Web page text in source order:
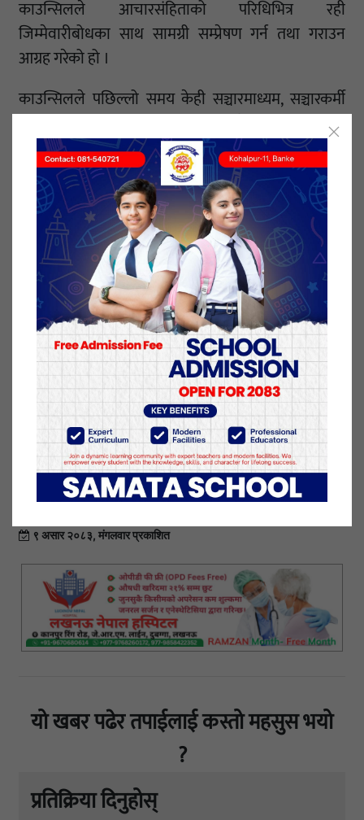
काउन्सिलले आचारसंहिताको परिधिभित्र रही
जिम्मेवारीबोधका साथ सामग्री सम्प्रेषण गर्न तथा गराउन
आग्रह गरेको हो ।
काउन्सिलले पछिल्लो समय केही सञ्चारमाध्यम, सञ्चारकर्मी
तथा सामाजिक सञ्जाल प्रयोगकर्ताबाट पेसागत आचारण र
मर्यादा विपरीतका गतिविधि बढ्दै गएको उल्लेख गरेको छ ।
काउन्सिलले अनलाइन समाचार पोर्टल दर्ता गरे पनि समाचार
सामग्री प्रकाशन नगरी युट्युब च्यानल, फेसबुक पेज तथा
रिलमार्फत भ्युज र मोनिटाइजेसन केन्द्रित तथ्यहीन, झैझगडा
तथा गालीगलौजपूर्ण सामग्री सम्प्रेषण गर्ने कार्य बढ्दै गएको
जनाएको छ ।
काउन्सिलका अनुसार बिनाअनुमति तथा पत्रकार
परिचयपत्रबिना विभिन्न कार्यालय, शैक्षिक संस्था वा
कार्यक्रममा प्रवेश गरी अमर्यादित व्यवहार गर्ने, दुर्व्यवहार तथा
विवाद सिर्जना गर्ने, हातपातसम्मका घटनाका भिडियो
सामाजिक सञ्जालमा सार्वजनिक गर्ने प्रवृत्ति बढ्दो छ ।
गैरजिम्मेवार गतिविधिले समग्र पत्रकारिता क्षेत्रको
विश्वसनीयता, गरिमा र स्थापित मर्यादामा नकारात्मक प्रभाव
पारिरहेको काउन्सिलको उल्लेख छ ।
९ असार २०८३, मंगलवार प्रकाशित
यो खबर पढेर तपाईलाई कस्तो महसुस भयो
?
प्रतिक्रिया दिनुहोस्